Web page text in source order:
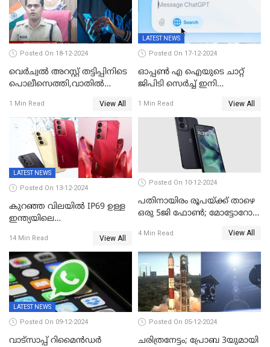
Posted On 18-12-2024
വെർച്വൽ അറസ്റ്റ് തട്ടിപ്പിനിടെ
പൊലീസെത്തി,വാതില്‍
ഡോക്ടർ വിസമ്മതിച്ചിട്ടും
ഫോൺ വാങ്ങി;
നിർണായകമായത് ബാങ്കിന്റെ
സംശയം
1 Min Read View All
LATEST NEWS
Posted On 17-12-2024
ഓപ്പൺ എ ഐയുടെ ചാറ്റ്
ജിപിടി സെർച്ച് ഇനി
ഉപയോഗിക്കാം
1 Min Read View All
LATEST NEWS
Posted On 13-12-2024
കുറഞ്ഞ വിലയിൽ IP69 ഉള്ള
ഇന്ത്യയിലെ
സ്‌കാനര്‍, എല്‍ഇഡി
ഫ്‌ളാഷിനൊപ്പം രണ്ട് കാമറ
സെന്‍സറുകള്‍; റിയല്‍മി 14
എക്‌സ് 18ന് വിപണിയില്‍
14 Min Read View All
Posted On 10-12-2024
പതിനായിരം രൂപയ്ക്ക് താഴെ
ഒരു 5ജി ഫോൺ; മോട്ടോറോള
അവതരിപ്പിച്ചു
4 Min Read View All
LATEST NEWS
Posted On 09-12-2024
വാട്സാപ്പ് റിമൈൻഡർ
Posted On 05-12-2024
ചരിത്രനേട്ടം; പ്രോബ 3യുമായി